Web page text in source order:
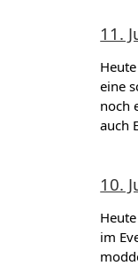
11.
eine
noch
auch
10.
im